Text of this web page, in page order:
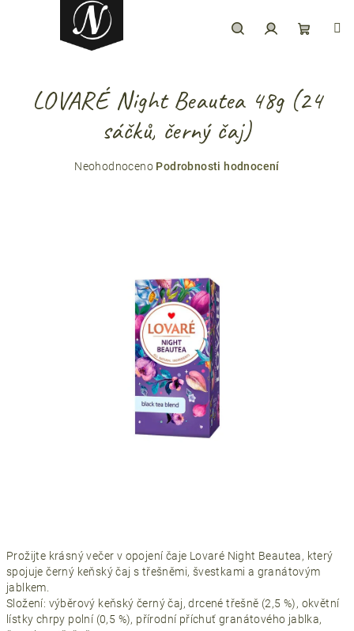
košík
Prožijte krásný večer v opojení čaje Lovaré Night Beautea, který
spojuje černý keňský čaj s třešněmi, švestkami a granátovým
jablkem.
Složení: výběrový keňský černý čaj, drcené třešně (2,5 %), okvětní
lístky chrpy polní (0,5 %), přírodní příchuť granátového jablka,
LOVARÉ Night Beautea 48g (24
sáčků, černý čaj)
Průměrné
Neohodnoceno Podrobnosti hodnocení